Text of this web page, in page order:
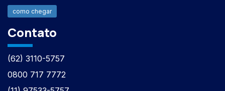
como chegar
Contato
(62) 3110-5757
0800 717 7772